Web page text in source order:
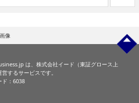
像
は、株式会社イード（東証グロース上
するサービスです。
ド：6038